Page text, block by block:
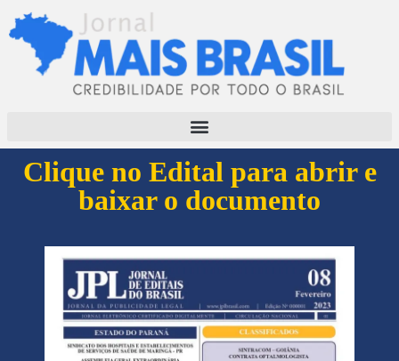
Clique no Edital para abrir e
baixar o documento